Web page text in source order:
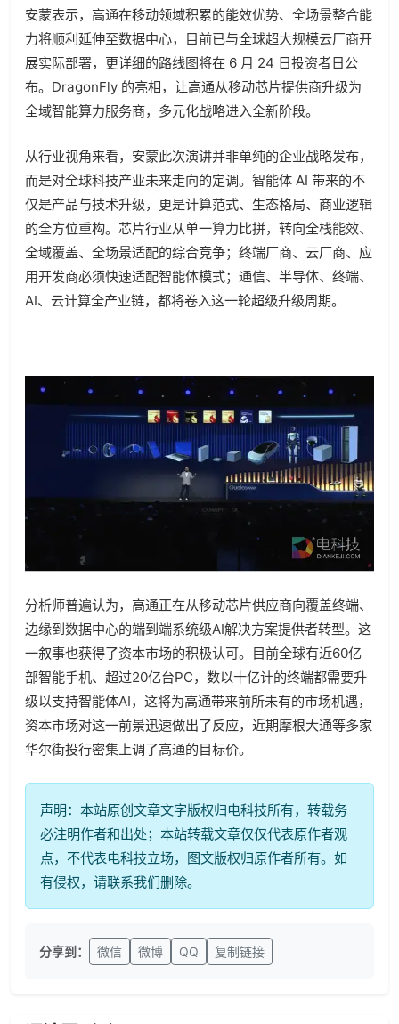
安蒙表示，高通在移动领域积累的能效优势、全场景整合能
力将顺利延伸至数据中心，目前已与全球超大规模云厂商开
展实际部署，更详细的路线图将在 6 月 24 日投资者日公
布。DragonFly 的亮相，让高通从移动芯片提供商升级为
全域智能算力服务商，多元化战略进入全新阶段。
从行业视角来看，安蒙此次演讲并非单纯的企业战略发布，
而是对全球科技产业未来走向的定调。智能体 AI 带来的不
仅是产品与技术升级，更是计算范式、生态格局、商业逻辑
的全方位重构。芯片行业从单一算力比拼，转向全栈能效、
全域覆盖、全场景适配的综合竞争；终端厂商、云厂商、应
用开发商必须快速适配智能体模式；通信、半导体、终端、
AI、云计算全产业链，都将卷入这一轮超级升级周期。
分析师普遍认为，高通正在从移动芯片供应商向覆盖终端、
边缘到数据中心的端到端系统级AI解决方案提供者转型。这
一叙事也获得了资本市场的积极认可。目前全球有近60亿
部智能手机、超过20亿台PC，数以十亿计的终端都需要升
级以支持智能体AI，这将为高通带来前所未有的市场机遇，
资本市场对这一前景迅速做出了反应，近期摩根大通等多家
华尔街投行密集上调了高通的目标价。
声明：本站原创文章文字版权归电科技所有，转载务
必注明作者和出处；本站转载文章仅仅代表原作者观
点，不代表电科技立场，图文版权归原作者所有。如
有侵权，请联系我们删除。
分享到： 微信 微博 QQ 复制链接